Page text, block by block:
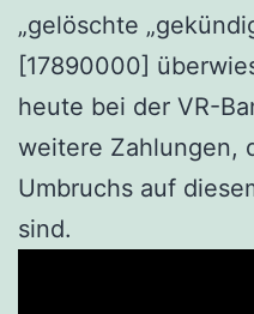
„gelöschte
[17890000]
heute bei der VR-
weitere Zahlungen,
Umbruchs auf
sind.